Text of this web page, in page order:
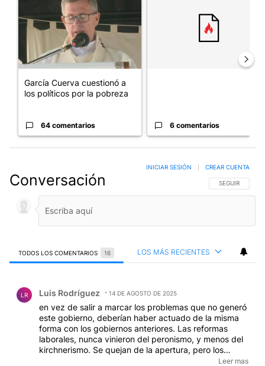
García Cuerva cuestionó a
los políticos por la pobreza
64 comentarios 6 comentarios
Conversación SIGA ESTA
SEGUIR
INICIAR SESIÓN CREAR CUENTA
TODOS LOS COMENTARIOS 16 LOS MÁS RECIENTES
LR Luis Rodríguez 14 DE AGOSTO DE 2025
en vez de salir a marcar los problemas que no generó
este gobierno, deberían haber actuado de la misma
forma con los gobiernos anteriores. Las reformas
laborales, nunca vinieron del peronismo, y menos del
kirchnerismo. Se quejan de la apertura, pero los
consumidores argentinos, somos los que pagamos el
Leer mas